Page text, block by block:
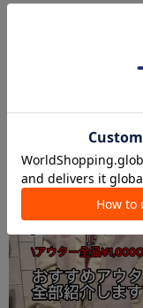
この商品